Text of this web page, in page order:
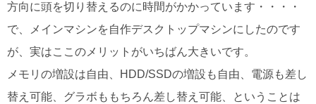
方向に頭を切り替えるのに時間がかかっています・・・・
で、メインマシンを自作デスクトップマシンにしたのです
が、実はここのメリットがいちばん大きいです。
メモリの増設は自由、HDD/SSDの増設も自由、電源も差し
替え可能、グラボももちろん差し替え可能、ということは